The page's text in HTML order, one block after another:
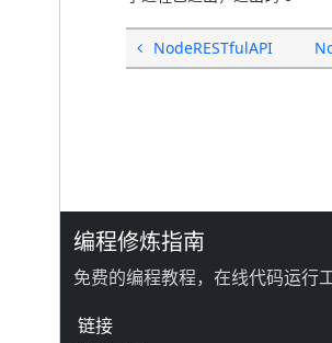
NodeRESTfulAPI
编程修炼指南
免费的编程教程，在线代码运行
链接